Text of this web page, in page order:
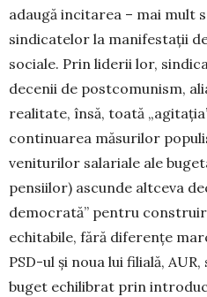
adaugă incitarea – mai mult
sindicatelor la ma­nifestații
sociale. Prin liderii lor,
decenii de post­co­munism,
realitate, însă, toa­tă
continuarea măsurilor
veniturilor salariale ale
pensiilor) ascunde altceva
democrată” pentru
echitabile, fără diferențe
PSD-ul și noua lui filială,
buget echilibrat prin